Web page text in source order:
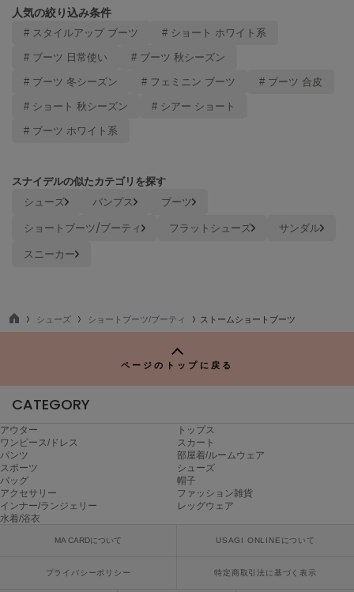
リトルユニオン トウキョウ
メイドオブオーガニクス
MICHU COQUETTE
miies miim
ミラオーウェン
NEW Balance
nezu
ネズ
NIKE
ナイキ
人気の絞り込み条件
# スタイルアップ ブーツ # ショート ホワイト系
# ブーツ 日常使い # ブーツ 秋シーズン
# ブーツ 冬シーズン # フェミニン ブーツ # ブーツ 合皮
# ショート 秋シーズン # シアー ショート
# ブーツ ホワイト系
スナイデルの似たカテゴリを探す
シューズ パンプス
ブーツ
ショートブーツ/ブーティ
フラットシューズ
サンダル
スニーカー
TO
シューズ ショートブーツ/ブーティ ストームショートブーツ
ページのトップに戻る
CATEGORY
アウター
トップス
ワンピース/ドレス
スカート
パンツ
部屋着/ルームウェア
スポーツ
シューズ
バッグ
帽子
アクセサリー
ファッション雑貨
インナー/ランジェリー
レッグウェア
水着/浴衣
MA CARDについて USAGI ONLINEについて
プライバシーポリシー 特定商取引法に基づく表示